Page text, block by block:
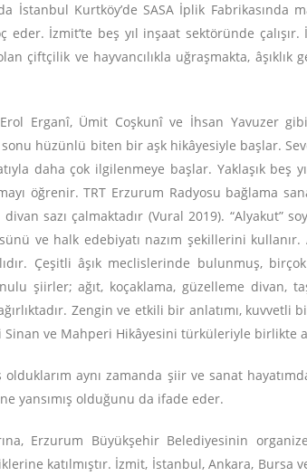
İstanbul Kurtköy’de SASA İplik Fabrikasında
eder. İzmit’te beş yıl inşaat sektöründe
çiftçilik ve hayvancılıkla uğraşmakta,
Erganî, Ümit Coşkunî ve İhsan Yavuzer
hüzünlü biten bir aşk hikâyesiyle başlar.
daha çok ilgilenmeye başlar. Yaklaşık beş
öğrenir. TRT Erzurum Radyosu bağlama
sazı çalmaktadır (Vural 2019). “Alyakut”
ve halk edebiyatı nazım şekillerini kullanır.
Çeşitli âşık meclislerinde bulunmuş,
şiirler; ağıt, koçaklama, güzelleme divan,
Zengin ve etkili bir anlatımı, kuvvetli
ve Mahperi Hikâyesini türküleriyle birlikte
aynı zamanda şiir ve sanat
yansımış olduğunu da ifade eder.
Erzurum Büyükşehir Belediyesinin
katılmıştır. İzmit, İstanbul, Ankara, Bursa